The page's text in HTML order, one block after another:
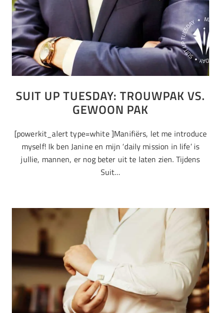
SUIT UP TUESDAY: TROUWPAK VS.
GEWOON PAK
[powerkit_alert type=white ]Manifiërs, let me introduce
myself! Ik ben Janine en mijn ‘daily mission in life’ is
jullie, mannen, er nog beter uit te laten zien. Tijdens
Suit…